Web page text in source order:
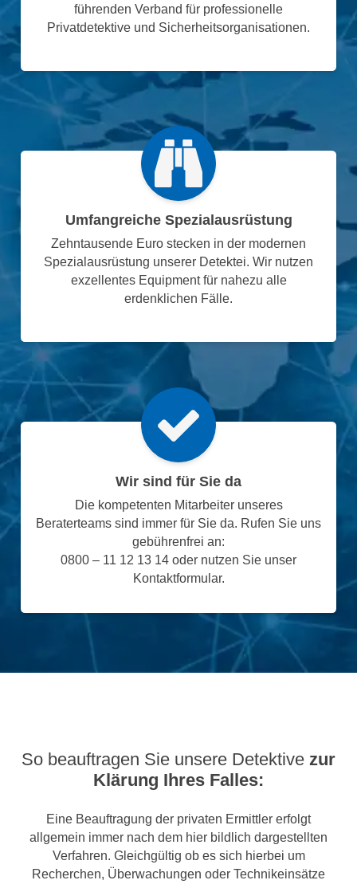
führenden Verband für professionelle
Privatdetektive und Sicherheitsorganisationen.
Umfangreiche Spezialausrüstung
Zehntausende Euro stecken in der modernen
Spezialausrüstung unserer Detektei. Wir nutzen
exzellentes Equipment für nahezu alle
erdenklichen Fälle.
Wir sind für Sie da
Die kompetenten Mitarbeiter unseres
Beraterteams sind immer für Sie da. Rufen Sie uns
gebührenfrei an:
0800 – 11 12 13 14 oder nutzen Sie unser
Kontaktformular.
So beauftragen Sie unsere Detektive zur
Klärung Ihres Falles:
Eine Beauftragung der privaten Ermittler erfolgt
allgemein immer nach dem hier bildlich dargestellten
Verfahren. Gleichgültig ob es sich hierbei um
Recherchen, Überwachungen oder Technikeinsätze